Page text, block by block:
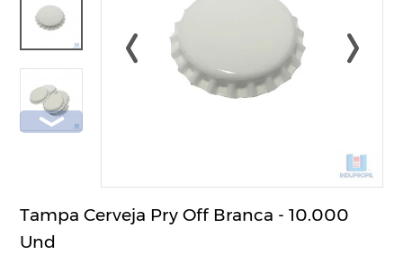
Tampa Cerveja Pry Off Branca - 10.000
Und